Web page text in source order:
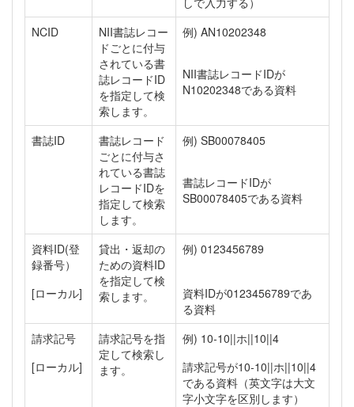
NCID
NII書誌レコー
ドごとに付与
されている書
誌レコードID
を指定して検
索します。
例) AN10202348
NII書誌レコードIDが
N10202348である資料
書誌ID
書誌レコード
ごとに付与さ
れている書誌
レコードIDを
指定して検索
します。
例) SB00078405
書誌レコードIDが
SB00078405である資料
資料ID(登
録番号）
貸出・返却の
ための資料ID
を指定して検
索します。
例) 0123456789
[ローカル]
資料IDが0123456789であ
る資料
請求記号
請求記号を指
定して検索し
ます。
例) 10-10||ホ||10||4
[ローカル]
請求記号が10-10||ホ||10||4
である資料（英文字は大文
字小文字を区別します）